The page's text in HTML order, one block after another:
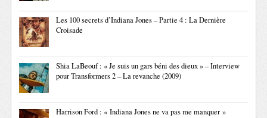
Les 100 secrets d’Indiana Jones – Partie 4 : La Dernière
Croisade
Shia LaBeouf : « Je suis un gars béni des dieux » – Interview
pour Transformers 2 – La revanche (2009)
Harrison Ford : « Indiana Jones ne va pas me manquer »